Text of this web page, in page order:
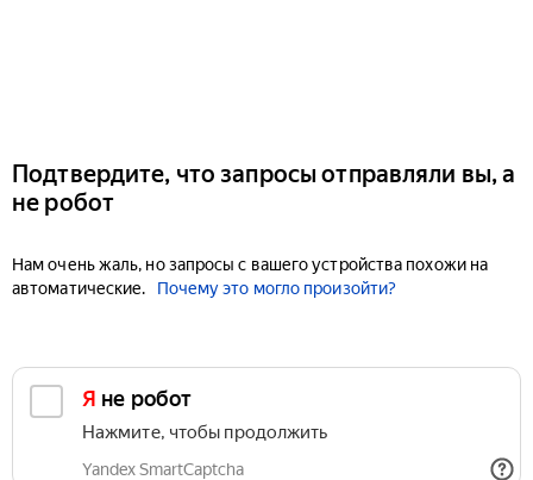
Подтвердите, что запросы отправляли вы, а
не робот
Нам очень жаль, но запросы с вашего устройства похожи на
автоматические.
Почему это могло произойти?
Я не робот
Нажмите, чтобы продолжить
Yandex SmartCaptcha